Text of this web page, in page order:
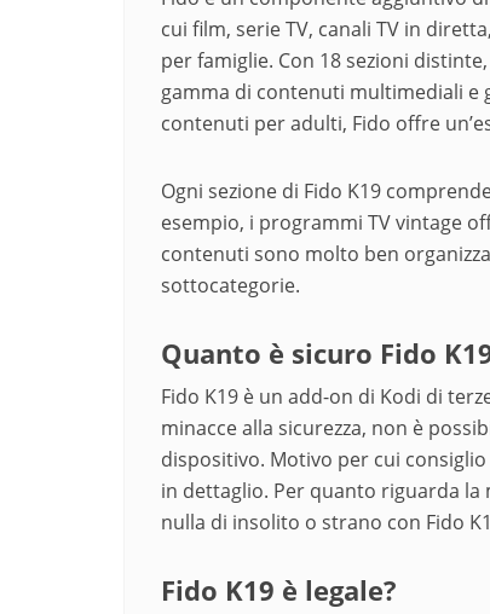
cui film, serie TV, canali TV in
per famiglie. Con 18 sezioni
gamma di contenuti multimediali e
contenuti per adulti, Fido offre
Ogni sezione di Fido K19
esempio, i programmi TV vintage
contenuti sono molto ben
sottocategorie.
Quanto è sicuro Fido
Fido K19 è un add-on di Kodi di
minacce alla sicurezza, non è
dispositivo. Motivo per cui
in dettaglio. Per quanto riguarda
nulla di insolito o strano con Fido
Fido K19 è legale?